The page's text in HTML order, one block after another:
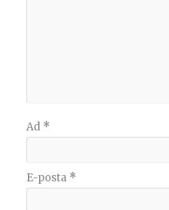
Ad *
E-posta *